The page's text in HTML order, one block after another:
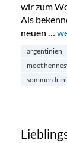
wir zum
Als
neuen …
argentinien
moet